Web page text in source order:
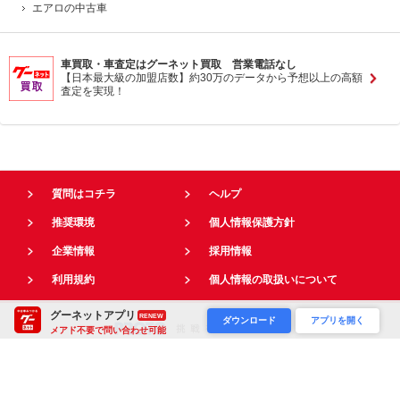
グーネットアプリ RENEW
メアド不要で問い合わせ可能
ダウンロード アプリを開く
エアロの中古車
車買取・車査定はグーネット買取 営業電話なし
【日本最大級の加盟店数】約30万のデータから予想以上の高額
査定を実現！
質問はコチラ ヘルプ
推奨環境 個人情報保護方針
企業情報 採用情報
利用規約 個人情報の取扱いについて